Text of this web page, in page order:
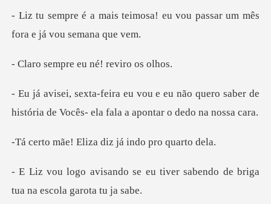
mosa! eu vou passar um mês
f
re eu né! re
não quero saber de
história de Vocês-
liza diz já indo
eu tiver sabendo de briga
tua